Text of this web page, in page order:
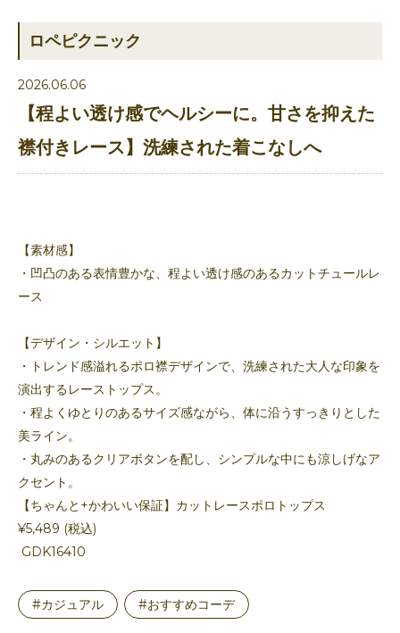
ロペピクニック
2026.06.06
【程よい透け感でヘルシーに。甘さを抑えた
襟付きレース】洗練された着こなしへ
【素材感】
・凹凸のある表情豊かな、程よい透け感のあるカットチュールレ
ース
【デザイン・シルエット】
・トレンド感溢れるポロ襟デザインで、洗練された大人な印象を
演出するレーストップス。
・程よくゆとりのあるサイズ感ながら、体に沿うすっきりとした
美ライン。
・丸みのあるクリアボタンを配し、シンプルな中にも涼しげなア
クセント。
【ちゃんと+かわいい保証】カットレースポロトップス
¥5,489 (税込)
GDK16410
#カジュアル #おすすめコーデ